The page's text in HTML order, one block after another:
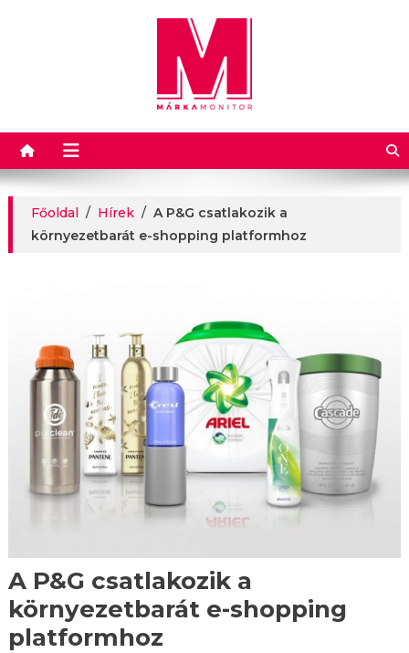
Márkamonitor
Főoldal / Hírek / A P&G csatlakozik a
környezetbarát e-shopping platformhoz
A P&G csatlakozik a
környezetbarát e-shopping
platformhoz